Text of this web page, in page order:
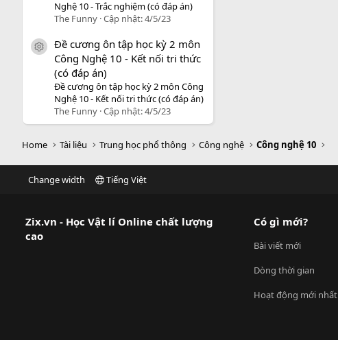
Nghệ 10 - Trắc nghiệm (có đáp án)
The Funny Cập nhật:4/5/23
icon tài liệu
Đề cương ôn tập học kỳ 2 môn
Công Nghệ 10 - Kết nối tri thức
(có đáp án)
Đề cương ôn tập học kỳ 2 môn Công
Nghệ 10 - Kết nối tri thức (có đáp án)
The Funny Cập nhật:4/5/23
Home Tài liệu Trung học phổ thông Công nghệ Công nghệ 10
Change width Tiếng Việt
Zix.vn - Học Vật lí Online chất lượng
cao
Có gì mới?
Bài viết mới
Dòng thời gian
Hoạt động mới nhất